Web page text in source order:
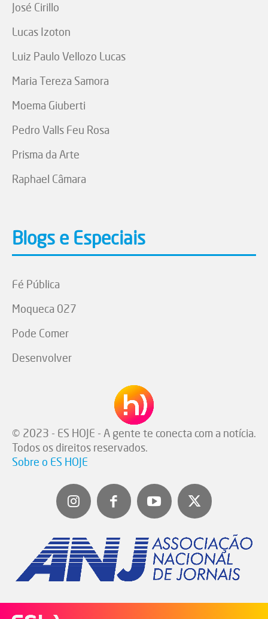
José Cirillo
Lucas Izoton
Luiz Paulo Vellozo Lucas
Maria Tereza Samora
Moema Giuberti
Pedro Valls Feu Rosa
Prisma da Arte
Raphael Câmara
Blogs e Especiais
Fé Pública
Moqueca 027
Pode Comer
Desenvolver
© 2023 - ES HOJE - A gente te conecta com a notícia.
Todos os direitos reservados.
Sobre o ES HOJE